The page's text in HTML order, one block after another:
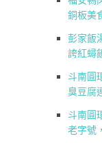
銅板美
彭家飯
誇紅蟳
斗南圓
臭豆腐
斗南圓
老字號